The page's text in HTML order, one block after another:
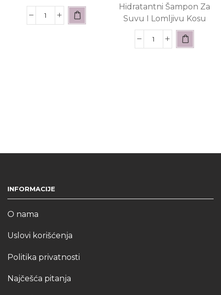
Hidratantni Šampon Za
Suvu I Lomljivu Kosu
INFORMACIJE
O nama
Uslovi korišćenja
Politika privatnosti
Najčešća pitanja